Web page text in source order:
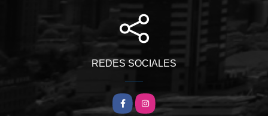
REDES SOCIALES
FacebookInstagram